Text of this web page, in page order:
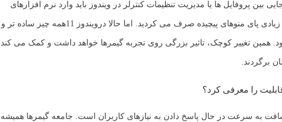
بین پروفایل ها یا مدیریت تنظیمات کنترلر در ویندوز باید وارد نرم افزارهای
پای منوهای پیچیده صرف می کردید. اما حالا در ویندوز 11 همه چیز ساده تر و
همین تغییر کوچک، تاثیر بزرگی روی تجربه گیمرها خواهد داشت و کمک می کند
برگردند.
را معرفی کرد؟
به سرعت در حال پاسخ دادن به نیازهای کاربران است. جامعه گیمرها همیشه